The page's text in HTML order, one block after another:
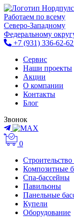
Работаем по всему
Cеверо-Западному
Федеральному
+7 (931) 336-62-62
Cервис
Наши проекты
Акции
О компании
Контакты
Блог
Звонок
0
Строительство
Композитные
Спа-бассейны
Павильоны
Панельные
Купели
Оборудование